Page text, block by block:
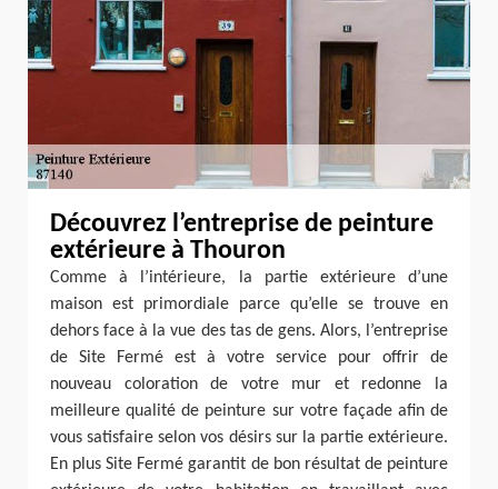
Découvrez l’entreprise de peinture
extérieure à Thouron
Comme à l’intérieure, la partie extérieure d’une
maison est primordiale parce qu’elle se trouve en
dehors face à la vue des tas de gens. Alors, l’entreprise
de Site Fermé est à votre service pour offrir de
nouveau coloration de votre mur et redonne la
meilleure qualité de peinture sur votre façade afin de
vous satisfaire selon vos désirs sur la partie extérieure.
En plus Site Fermé garantit de bon résultat de peinture